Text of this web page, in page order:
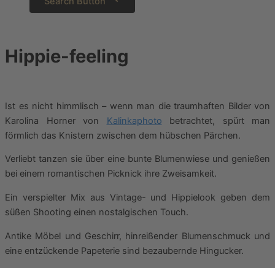
Hippie-feeling
Ist es nicht himmlisch – wenn man die traumhaften Bilder von
Karolina Horner von Kalinkaphoto betrachtet, spürt man
förmlich das Knistern zwischen dem hübschen Pärchen.
Verliebt tanzen sie über eine bunte Blumenwiese und genießen
bei einem romantischen Picknick ihre Zweisamkeit.
Ein verspielter Mix aus Vintage- und Hippielook geben dem
süßen Shooting einen nostalgischen Touch.
Antike Möbel und Geschirr, hinreißender Blumenschmuck und
eine entzückende Papeterie sind bezaubernde Hingucker.